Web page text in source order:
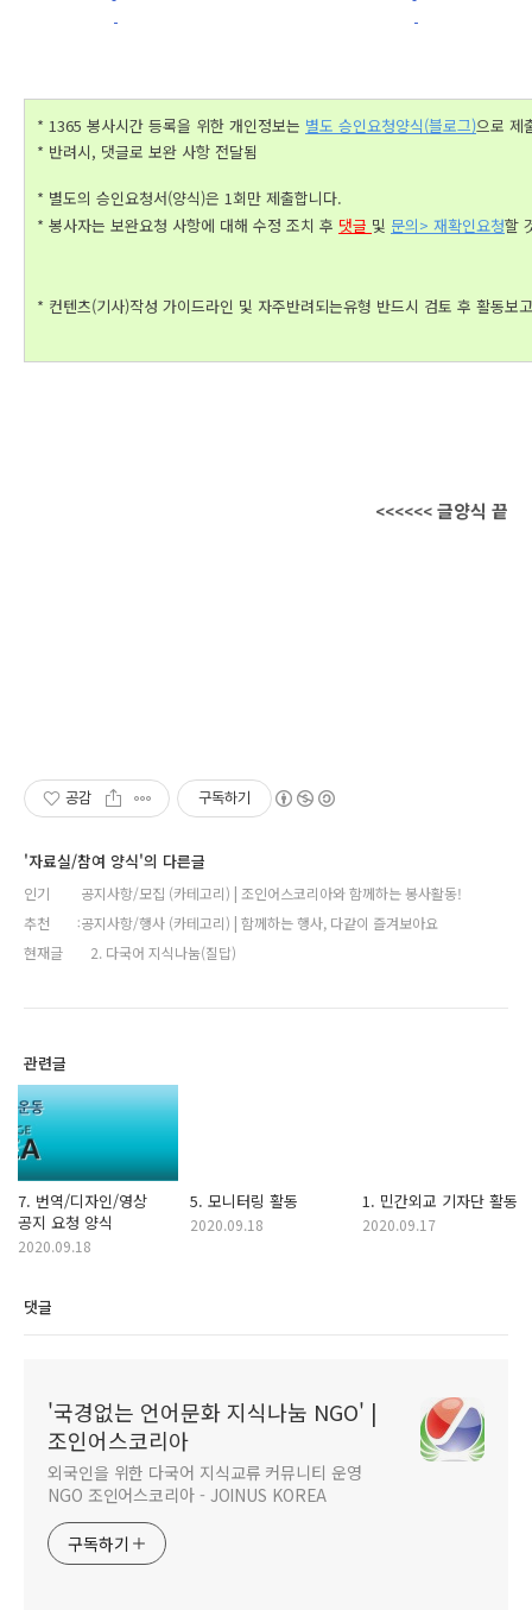
* 1365 봉사시간 등록을 위한 개인정보는 별도 승인요청양식(블로그)으로 제
* 반려시, 댓글로 보완 사항 전달됨
* 별도의 승인요청서(양식)은 1회만 제출합니다.
* 봉사자는 보완요청 사항에 대해 수정 조치 후 댓글 및 문의> 재확인요청할
* 컨텐츠(기사)작성 가이드라인 및 자주반려되는유형 반드시 검토 후 활동보
<<<<<< 글양식 끝
공감 구독하기
'자료실/참여 양식'의 다른글
인기
공지사항/모집 (카테고리) | 조인어스코리아와 함께하는 봉사활동!
추천
공지사항/행사 (카테고리) | 함께하는 행사, 다같이 즐겨보아요
현재글
2. 다국어 지식나눔(질답)
관련글
7. 번역/디자인/영상
공지 요청 양식
2020.09.18
5. 모니터링 활동
2020.09.18
1. 민간외교 기자단 활동
2020.09.17
댓글
'국경없는 언어문화 지식나눔 NGO' |
조인어스코리아
외국인을 위한 다국어 지식교류 커뮤니티 운영
NGO 조인어스코리아 - JOINUS KOREA
구독하기